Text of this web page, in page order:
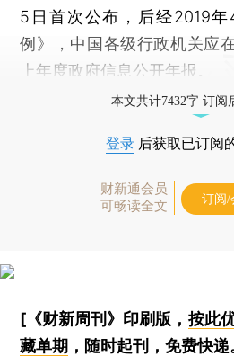
5日首次公布，后经2019
例》，中国各级行政机关应
上年度政府信息公开年报。
本文共计7432字 订阅
登录 后获取已订阅
财新通会员
可畅读全文
订阅/
[《财新周刊》印刷版， 按此
藏单期 ，随时起刊，免费快